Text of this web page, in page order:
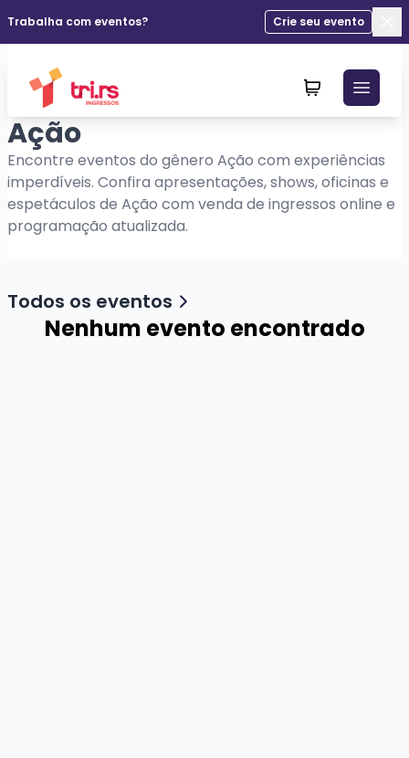
Trabalha com eventos?
Crie seu evento
Ação
Encontre eventos do gênero Ação com experiências
imperdíveis. Confira apresentações, shows, oficinas e
espetáculos de Ação com venda de ingressos online e
programação atualizada.
Todos os eventos
Nenhum evento encontrado